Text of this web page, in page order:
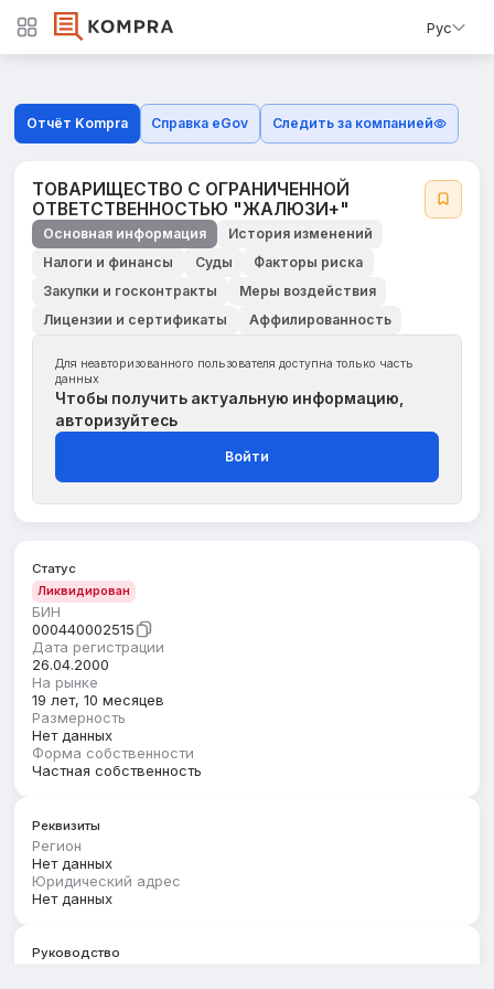
Рус
Отчёт Kompra Справка eGov Следить за компанией
ТОВАРИЩЕСТВО С ОГРАНИЧЕННОЙ
ОТВЕТСТВЕННОСТЬЮ "ЖАЛЮЗИ+"
Основная информация
История изменений
Налоги и финансы
Суды
Факторы риска
Закупки и госконтракты
Меры воздействия
Лицензии и сертификаты
Аффилированность
Для неавторизованного пользователя доступна только часть
данных
Чтобы получить актуальную информацию,
авторизуйтесь
Войти
Статус
Ликвидирован
БИН
000440002515
Дата регистрации
26.04.2000
На рынке
19 лет, 10 месяцев
Размерность
Нет данных
Форма собственности
Частная собственность
Реквизиты
Регион
Нет данных
Юридический адрес
Нет данных
Руководство